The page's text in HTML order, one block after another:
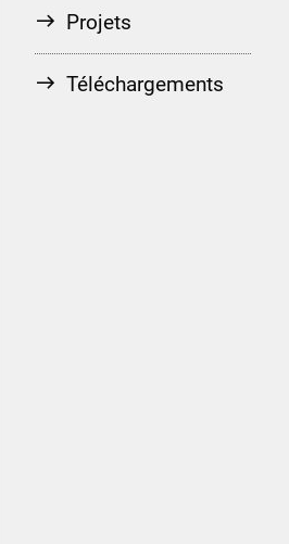
Projets
Téléchargements